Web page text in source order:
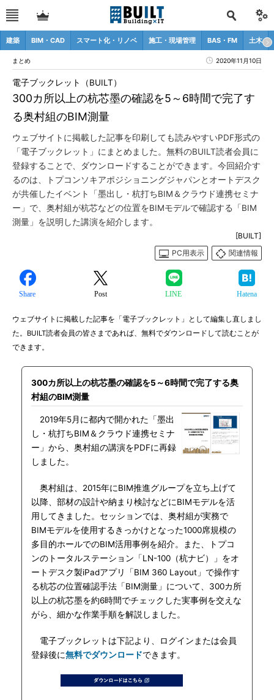
建築 BIM・CAD スマート化・リノベ 施工・現場管理 BAS・FM 土木
まとめ 2020年11月10日
300カ所以上の杭芯墨の確認を5～6時間で完了す
る奥村組のBIM測量
電子ブックレット（BUILT）
ウェブサイトに掲載した記事を印刷しても読みやすいPDF形式の
「電子ブックレット」にまとめました。無料のBUILT読者会員に
登録することで、ダウンロードすることができます。今回紹介す
るのは、トプコンソキアポジショニングジャパンとオートデスク
が共催したイベント「墨出し・杭打ちBIM＆クラウド連携セミナ
ー」で、奥村組が杭芯などの位置をBIMモデルで確認する「BIM
測量」を説明した講演を紹介します。
[BUILT]
PC用表示
関連情報
Share Post LINE Hatena
ウェブサイトに掲載した記事を「電子ブックレット」として編集し直しまし
た。BUILT読者会員の皆さまであれば、無料でダウンロードして読むことが
できます。
300カ所以上の杭芯墨の確認を5～6時間で完了する奥
村組のBIM測量
2019年5月に都内で開かれた「墨出
し・杭打ちBIM＆クラウド連携セミナ
ー」から、奥村組の講演をPDFに再録
しました。
奥村組は、2015年にBIM推進グループを立ち上げて
以降、部材の設計や納まり検討などにBIMモデルを活
用してきました。セッションでは、奥村組が実務で
BIMモデルを使用するきっかけとなった1000席規模の
多目的ホールでのBIM活用事例を紹介。また、トプコ
ンのトータルステーション「LN-100（杭ナビ）」をオ
ートデスク製iPadアプリ「BIM 360 Layout」で操作す
る杭芯の位置確認手法「BIM測量」について、300カ所
以上の杭芯墨を約6時間でチェックした実事例を交えな
がら、細かな作業手順を解説しました。
電子ブックレットは下記より、ログインまたは会員
登録後に無料でダウンロードできます。